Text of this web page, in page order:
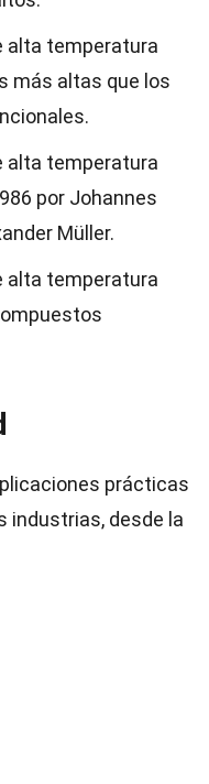
alta temperatura
más altas que los
alta temperatura
por Johannes
Müller.
alta temperatura
prácticas
industrias, desde la